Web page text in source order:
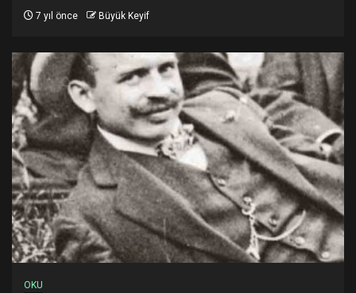
7 yıl önce Büyük Keyif
OKU